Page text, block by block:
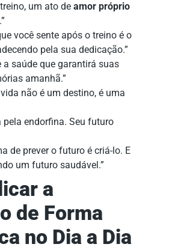
um ato de amor próprio
você sente após o treino é o
pela sua dedicação.”
a saúde que garantirá suas
amanhã.”
não é um destino, é uma
pela endorfina. Seu futuro
de prever o futuro é criá-lo. E
um futuro saudável.”
a
de Forma
no Dia a Dia